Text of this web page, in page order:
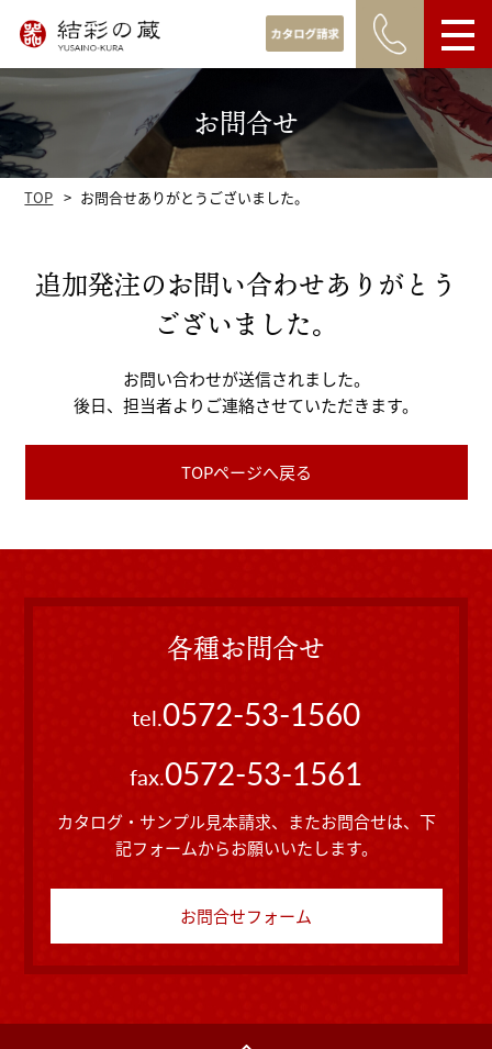
注文
お得意様へ
発注フォームお問合せ
TOP お問合せありがとうございました。
追加発注のお問い合わせありがとう
ございました。
お問い合わせが送信されました。
後日、担当者よりご連絡させていただきます。
TOPページへ戻る
各種お問合せ
tel.0572-53-1560
fax.0572-53-1561
カタログ・サンプル見本請求、またお問合せは、下
記フォームからお願いいたします。
お問合せフォーム